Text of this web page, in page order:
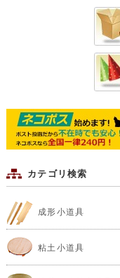
カテゴリ検索
成形小道具
粘土小道具